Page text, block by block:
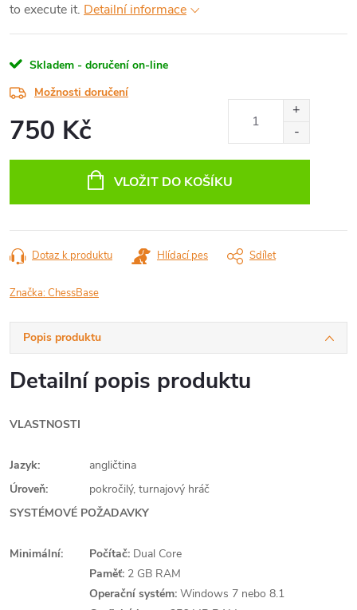
to execute it. Detailní informace
Skladem - doručení on-line
Možnosti doručení
750 Kč
VLOŽIT DO KOŠÍKU
Dotaz k produktu Hlídací pes Sdílet
Značka:ChessBase
Popis produktu
Detailní popis produktu
VLASTNOSTI
Jazyk:
angličtina
Úroveň:
pokročilý, turnajový hráč
SYSTÉMOVÉ POŽADAVKY
Minimální: Počítač: Dual Core
Paměť: 2 GB RAM
Operační systém: Windows 7 nebo 8.1